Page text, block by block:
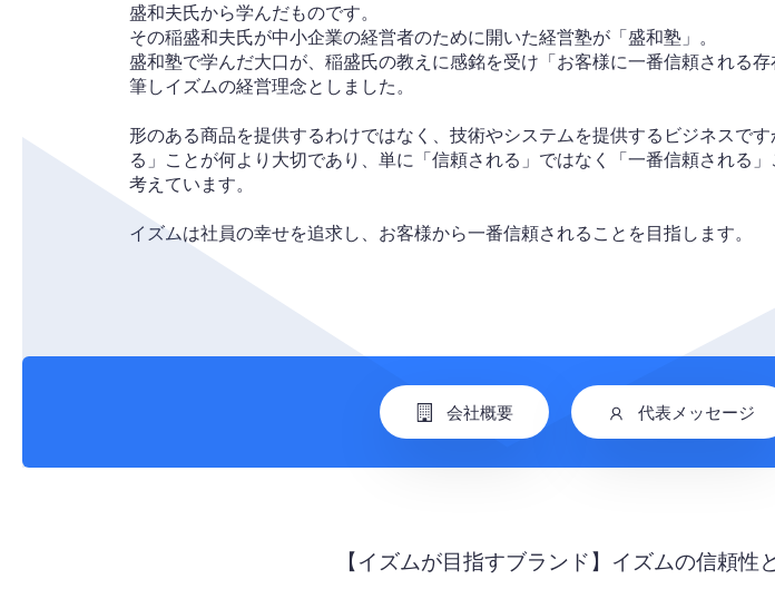
盛和夫氏から学んだものです。
その稲盛和夫氏が中小企業の経営者のために開いた経営塾が「盛和塾」。
盛和塾で学んだ大口が、稲盛氏の教えに感銘を受け「お客様に一番信頼される
筆しイズムの経営理念としました。
形のある商品を提供するわけではなく、技術やシステムを提供するビジネスで
る」ことが何より大切であり、単に「信頼される」ではなく「一番信頼される」
考えています。
イズムは社員の幸せを追求し、お客様から一番信頼されることを目指します。
会社概要 代表メッセージ
【イズムが目指すブランド】イズムの信頼